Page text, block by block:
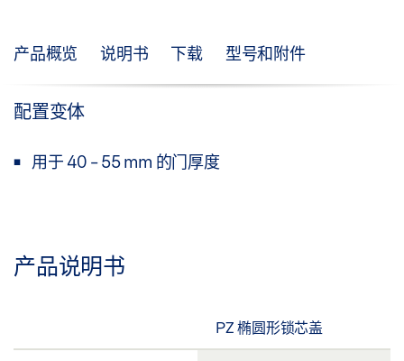
产品概览 说明书 下载 型号和附件
配置变体
用于 40 - 55 mm 的门厚度
产品说明书
PZ 椭圆形锁芯盖